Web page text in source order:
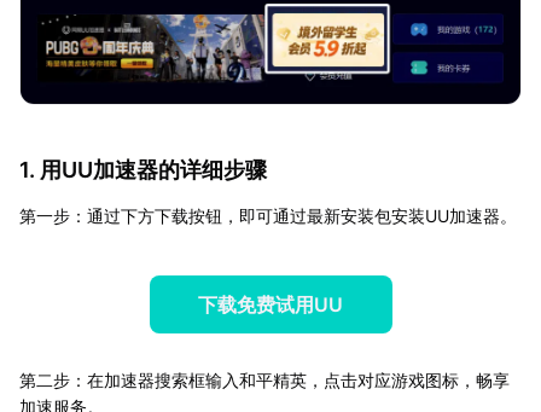
1. 用UU加速器的详细步骤
第一步：通过下方下载按钮，即可通过最新安装包安装UU加速器。
下载免费试用UU
第二步：在加速器搜索框输入和平精英，点击对应游戏图标，畅享
加速服务。